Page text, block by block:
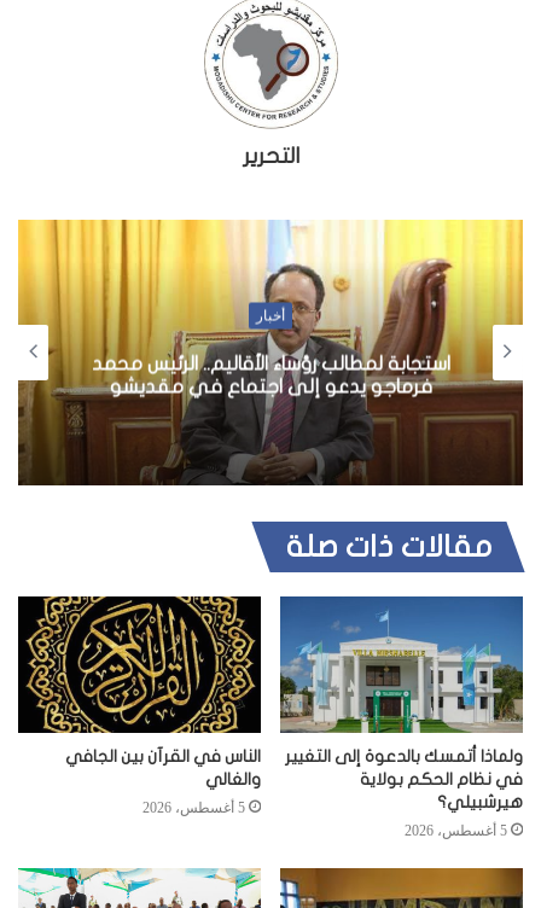
التحرير
أخبار
استجابة لمطالب رؤساء الأقاليم.. الرئيس محمد
فرماجو يدعو إلى اجتماع في مقديشو
مقالات ذات صلة
ولماذا أتمسك بالدعوة إلى التغيير
في نظام الحكم بولاية
هيرشبيلي؟
5 أغسطس، 2026
الناس في القرآن بين الجافي
والغالي
5 أغسطس، 2026